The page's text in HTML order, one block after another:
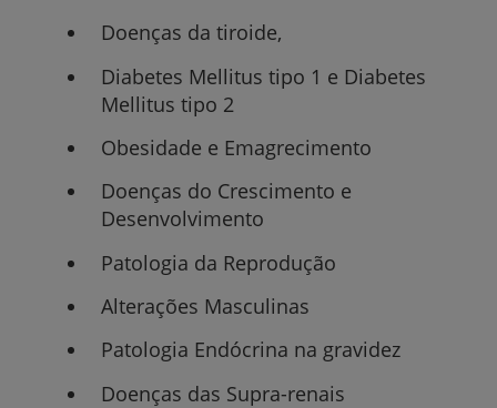
Doenças da tiroide,
Diabetes Mellitus tipo 1 e Diabetes
Mellitus tipo 2
Obesidade e Emagrecimento
Doenças do Crescimento e
Desenvolvimento
Patologia da Reprodução
Alterações Masculinas
Patologia Endócrina na gravidez
Doenças das Supra-renais